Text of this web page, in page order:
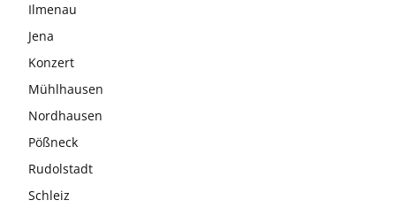
Ilmenau
Jena
Konzert
Mühlhausen
Nordhausen
Pößneck
Rudolstadt
Schleiz